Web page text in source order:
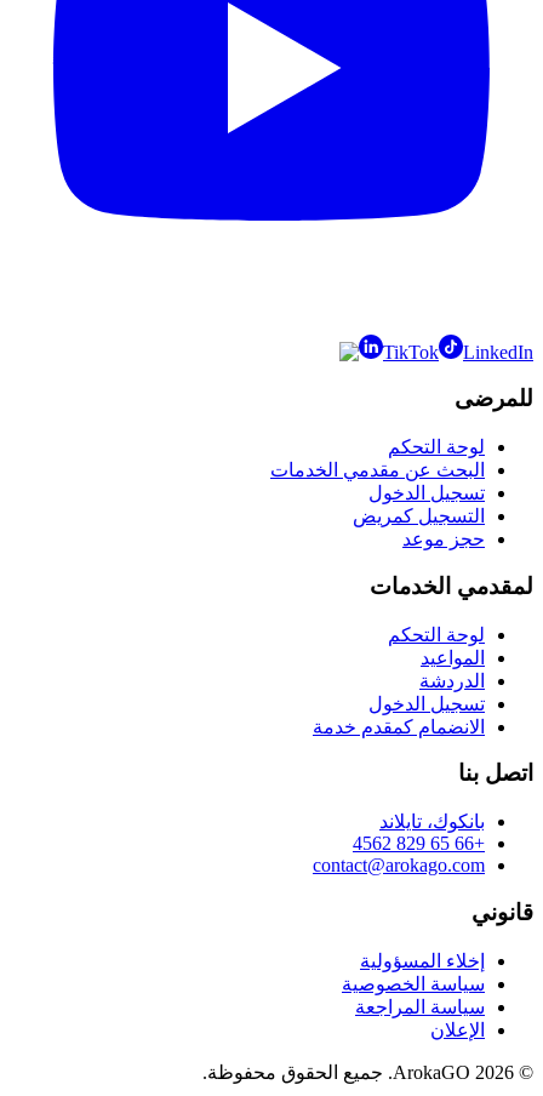
TikTok LinkedIn
للمرضى
لوحة التحكم
البحث عن مقدمي الخدمات
تسجيل الدخول
التسجيل كمريض
حجز موعد
لمقدمي الخدمات
لوحة التحكم
المواعيد
الدردشة
تسجيل الدخول
الانضمام كمقدم خدمة
اتصل بنا
بانكوك، تايلاند
+66 65 829 4562
contact@arokago.com
قانوني
إخلاء المسؤولية
سياسة الخصوصية
سياسة المراجعة
الإعلان
© 2026 ArokaGO. جميع الحقوق محفوظة.